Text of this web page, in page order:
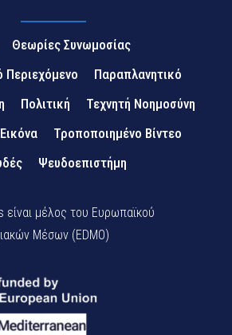
Θεωρίες Συνωμοσίας
Περιεχόμενο
Παραπλανητικό
Πολιτική
Τεχνητή Νοημοσύνη
Τροποποιημένο Βίντεο
Ψευδοεπιστήμη
μέλος του Ευρωπαϊκού
Μέσων (EDMO)